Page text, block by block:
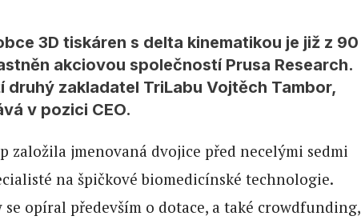
3D tiskáren s delta kinematikou je již z 90
akciovou společností Prusa Research.
druhý zakladatel TriLabu Vojtěch Tambor,
v pozici CEO.
založila jmenovaná dvojice před necelými sedmi
na špičkové biomedicínské technologie.
se opíral především o dotace, a také crowdfunding,